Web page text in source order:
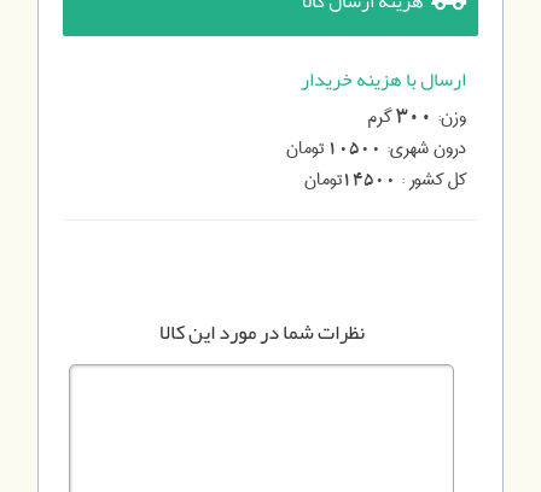
ارسال با هزینه خریدار
وزن:
گرم
درون شهری: 10500 تومان
کل کشور : 14500تومان
نظرات شما در مورد این کالا